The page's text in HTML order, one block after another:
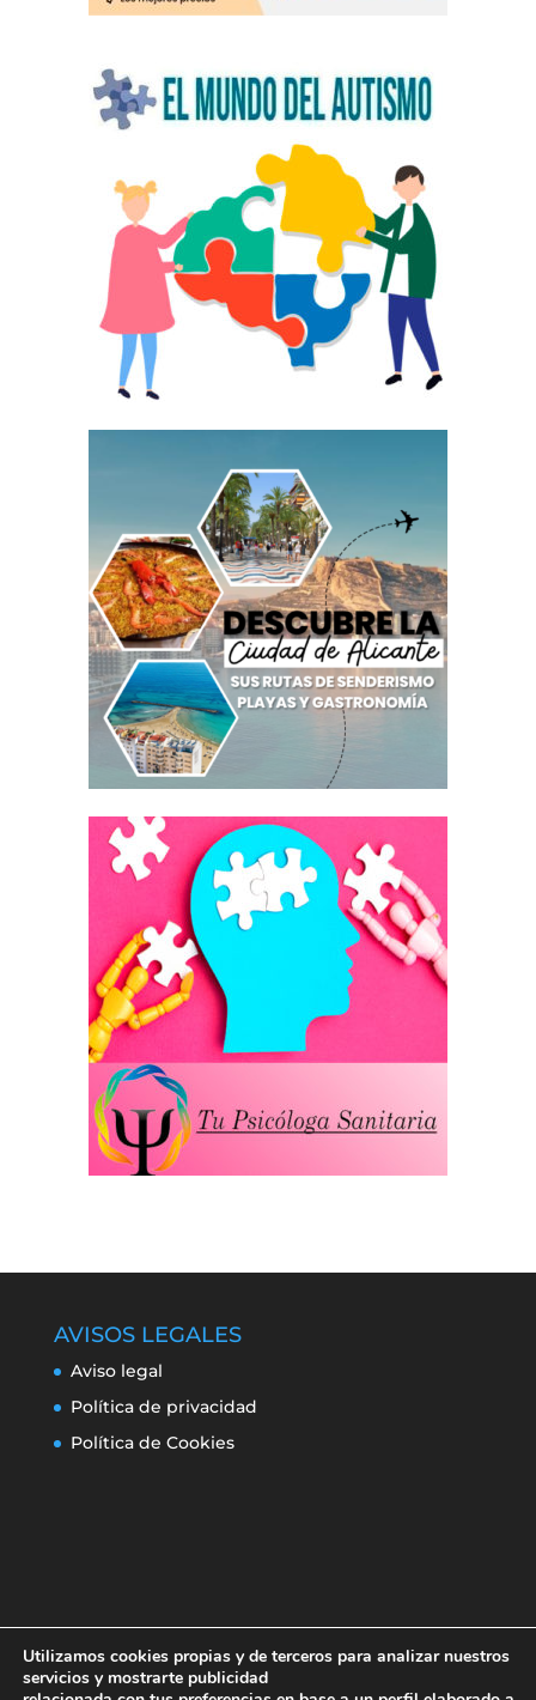
AVISOS LEGALES
Aviso legal
Política de privacidad
Política de Cookies
Utilizamos cookies propias y de terceros para analizar nuestros
servicios y mostrarte publicidad